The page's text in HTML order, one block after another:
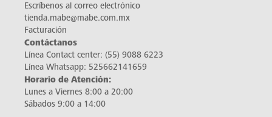
Escríbenos al correo electrónico
tienda.mabe@mabe.com.mx
Facturación
Contáctanos
Línea Contact center: (55) 9088 6223
Línea Whatsapp: 525662141659
Horario de Atención:
Lunes a Viernes 8:00 a 20:00
Sábados 9:00 a 14:00